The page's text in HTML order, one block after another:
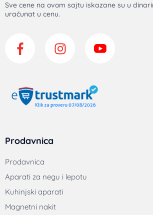
Sve cene na ovom sajtu iskazane su u
uračunat u cenu.
Prodavnica
Prodavnica
Aparati za negu i lepotu
Kuhinjski aparati
Magnetni nakit